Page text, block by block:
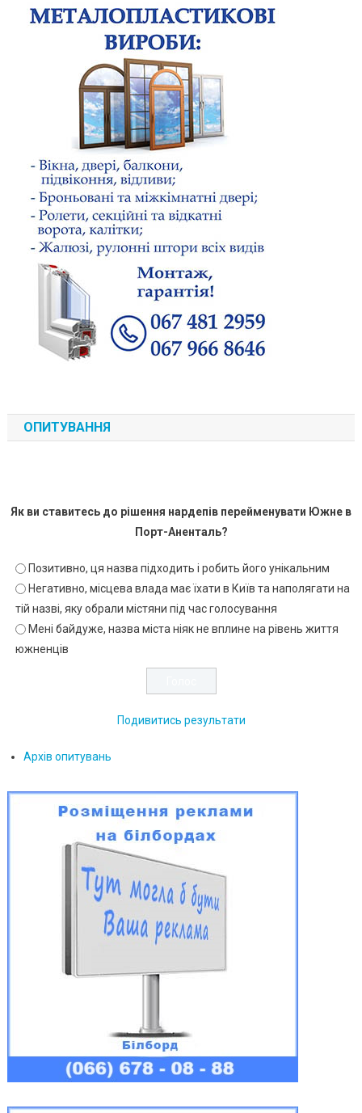
ОПИТУВАННЯ
Як ви ставитесь до рішення нардепів перейменувати Южне в
Порт-Аненталь?
Позитивно, ця назва підходить і робить його унікальним
Негативно, місцева влада має їхати в Київ та наполягати на
тій назві, яку обрали містяни під час голосування
Мені байдуже, назва міста ніяк не вплине на рівень життя
южненців
Подивитись результати
Архів опитувань